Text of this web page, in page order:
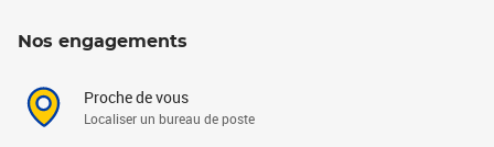
Nos engagements
Proche de vous
Localiser un bureau de poste